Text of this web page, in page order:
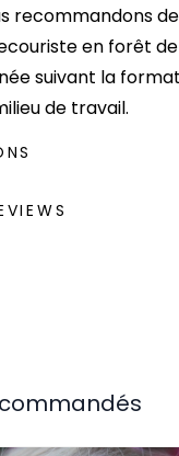
recommandons
en forêt
suivant la
de travail.